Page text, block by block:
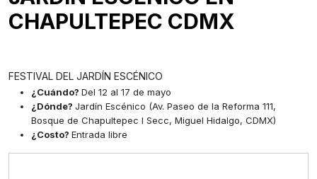
CHAPULTEPEC CDMX
FESTIVAL DEL JARDÍN ESCÉNICO
¿Cuándo? Del 12 al 17 de mayo
¿Dónde? Jardín Escénico (Av. Paseo de la Reforma 111,
Bosque de Chapultepec I Secc, Miguel Hidalgo, CDMX)
¿Costo? Entrada libre